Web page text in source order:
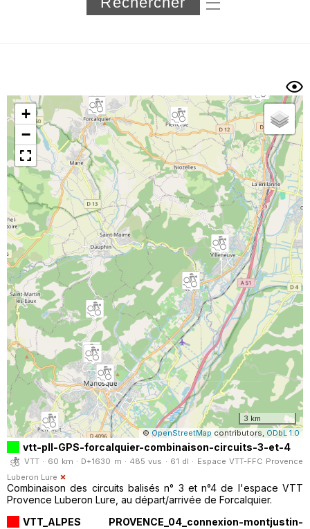
Longueur min/max
Trier par
Horodatage Photos
+
−
3 km
©OpenStreetMap contributors, ODbL 1.0
vtt-pll-GPS-forcalquier-combinaison-circuits-3-et-4
VTT · 60 km · D+1630 m · 485 vus · 61 dl · Espace VTT-FFC Provence
Luberon Lure
Combinaison des circuits balisés n° 3 et n°4 de l'espace VTT
Provence Luberon Lure, au départ/arrivée de Forcalquier.
VTT_ALPES PROVENCE_04_connexion-montjustin-